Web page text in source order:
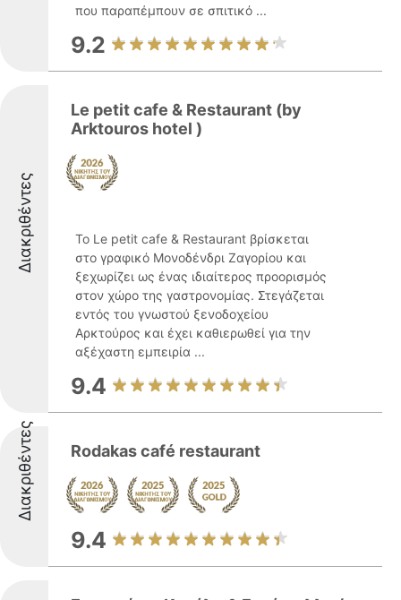
που παραπέμπουν σε σπιτικό ...
9.2
Διακριθέντες
Le petit cafe & Restaurant (by
Arktouros hotel )
Το Le petit cafe & Restaurant βρίσκεται
στο γραφικό Μονοδένδρι Ζαγορίου και
ξεχωρίζει ως ένας ιδιαίτερος προορισμός
στον χώρο της γαστρονομίας. Στεγάζεται
εντός του γνωστού ξενοδοχείου
Αρκτούρος και έχει καθιερωθεί για την
αξέχαστη εμπειρία ...
9.4
Διακριθέντες Rodakas café restaurant
9.4